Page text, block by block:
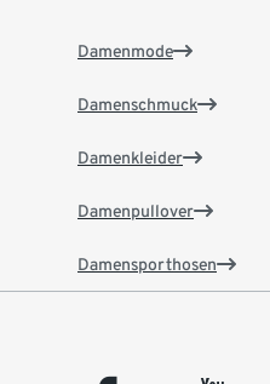
Damenmode
Damenschmuck
Damenkleider
Damenpullover
Damensporthosen